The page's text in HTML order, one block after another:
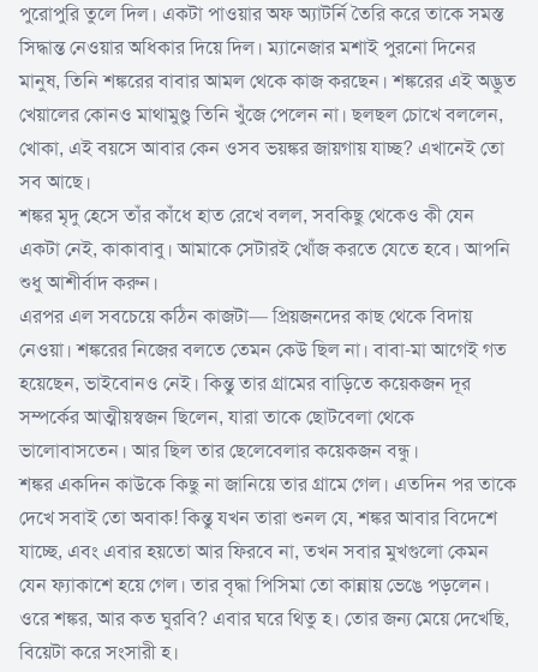
পুরোপুরি তুলে দিল। একটা পাওয়ার অফ অ্যাটর্নি তৈরি করে তাকে সমস্ত
সিদ্ধান্ত নেওয়ার অধিকার দিয়ে দিল। ম্যানেজার মশাই পুরনো দিনের
মানুষ, তিনি শঙ্করের বাবার আমল থেকে কাজ করছেন। শঙ্করের এই অদ্ভুত
খেয়ালের কোনও মাথামুণ্ডু তিনি খুঁজে পেলেন না। ছলছল চোখে বললেন,
খোকা, এই বয়সে আবার কেন ওসব ভয়ঙ্কর জায়গায় যাচ্ছ? এখানেই তো
সব আছে।
শঙ্কর মৃদু হেসে তাঁর কাঁধে হাত রেখে বলল, সবকিছু থেকেও কী যেন
একটা নেই, কাকাবাবু। আমাকে সেটারই খোঁজ করতে যেতে হবে। আপনি
শুধু আশীর্বাদ করুন।
এরপর এল সবচেয়ে কঠিন কাজটা— প্রিয়জনদের কাছ থেকে বিদায়
নেওয়া। শঙ্করের নিজের বলতে তেমন কেউ ছিল না। বাবা-মা আগেই গত
হয়েছেন, ভাইবোনও নেই। কিন্তু তার গ্রামের বাড়িতে কয়েকজন দূর
সম্পর্কের আত্মীয়স্বজন ছিলেন, যারা তাকে ছোটবেলা থেকে
ভালোবাসতেন। আর ছিল তার ছেলেবেলার কয়েকজন বন্ধু।
শঙ্কর একদিন কাউকে কিছু না জানিয়ে তার গ্রামে গেল। এতদিন পর তাকে
দেখে সবাই তো অবাক! কিন্তু যখন তারা শুনল যে, শঙ্কর আবার বিদেশে
যাচ্ছে, এবং এবার হয়তো আর ফিরবে না, তখন সবার মুখগুলো কেমন
যেন ফ্যাকাশে হয়ে গেল। তার বৃদ্ধা পিসিমা তো কান্নায় ভেঙে পড়লেন।
ওরে শঙ্কর, আর কত ঘুরবি? এবার ঘরে থিতু হ। তোর জন্য মেয়ে দেখেছি,
বিয়েটা করে সংসারী হ।